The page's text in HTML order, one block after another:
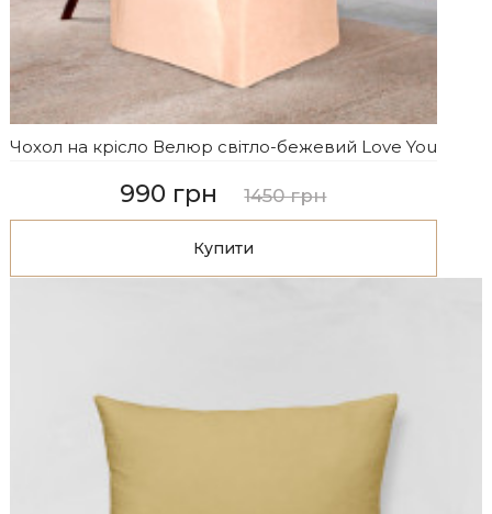
Чохол на крісло Велюр світло-бежевий Love You
990 грн 1450 грн
Купити